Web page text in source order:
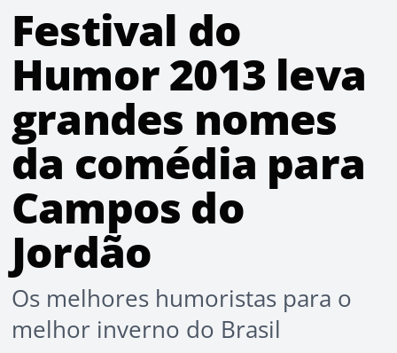
Festival do
Humor 2013 leva
grandes nomes
da comédia para
Campos do
Jordão
Os melhores humoristas para o
melhor inverno do Brasil